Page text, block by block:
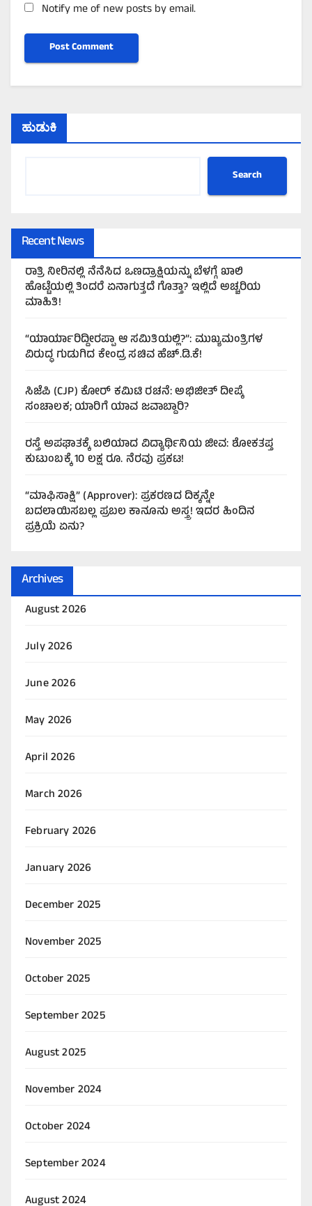
Notify me of new posts by email.
ಹುಡುಕಿ
Search
Recent News
ರಾತ್ರಿ ನೀರಿನಲ್ಲಿ ನೆನೆಸಿದ ಒಣದ್ರಾಕ್ಷಿಯನ್ನು ಬೆಳಗ್ಗೆ ಖಾಲಿ
ಹೊಟ್ಟೆಯಲ್ಲಿ ತಿಂದರೆ ಏನಾಗುತ್ತದೆ ಗೊತ್ತಾ? ಇಲ್ಲಿದೆ ಅಚ್ಚರಿಯ
ಮಾಹಿತಿ!
“ಯಾರ್ಯಾರಿದ್ದೀರಪ್ಪಾ ಆ ಸಮಿತಿಯಲ್ಲಿ?”: ಮುಖ್ಯಮಂತ್ರಿಗಳ
ವಿರುದ್ಧ ಗುಡುಗಿದ ಕೇಂದ್ರ ಸಚಿವ ಹೆಚ್.ಡಿ.ಕೆ!
ಸಿಜೆಪಿ (CJP) ಕೋರ್ ಕಮಿಟಿ ರಚನೆ: ಅಭಿಜೀತ್ ದೀಪ್ಕೆ
ಸಂಚಾಲಕ; ಯಾರಿಗೆ ಯಾವ ಜವಾಬ್ದಾರಿ?
ರಸ್ತೆ ಅಪಘಾತಕ್ಕೆ ಬಲಿಯಾದ ವಿದ್ಯಾರ್ಥಿನಿಯ ಜೀವ: ಶೋಕತಪ್ತ
ಕುಟುಂಬಕ್ಕೆ 10 ಲಕ್ಷ ರೂ. ನೆರವು ಪ್ರಕಟ!
“ಮಾಫಿಸಾಕ್ಷಿ” (Approver): ಪ್ರಕರಣದ ದಿಕ್ಕನ್ನೇ
ಬದಲಾಯಿಸಬಲ್ಲ ಪ್ರಬಲ ಕಾನೂನು ಅಸ್ತ್ರ! ಇದರ ಹಿಂದಿನ
ಪ್ರಕ್ರಿಯೆ ಏನು?
Archives
August 2026
July 2026
June 2026
May 2026
April 2026
March 2026
February 2026
January 2026
December 2025
November 2025
October 2025
September 2025
August 2025
November 2024
October 2024
September 2024
August 2024